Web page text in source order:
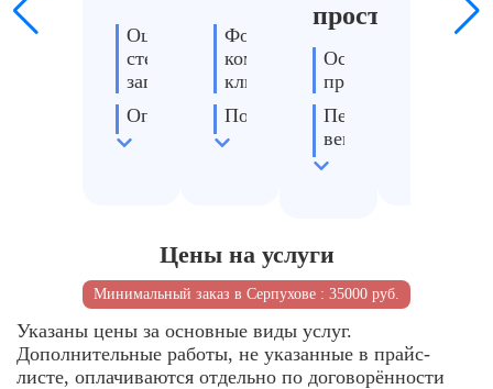
Оцениваем
степень
загрязнений
Определяем
проблемные
работ
Формируем
команду
клинеров
Подбираем
средства
время
пространством
Освобождаем
проходы
Перемещаем
вещи
при
к
уборке
Полы,
Цены на услуги
Минимальный заказ в Серпухове : 35000 руб.
Указаны цены за основные виды услуг.
Дополнительные работы, не указанные в прайс-
листе, оплачиваются отдельно по договорённости